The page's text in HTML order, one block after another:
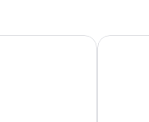
HI New